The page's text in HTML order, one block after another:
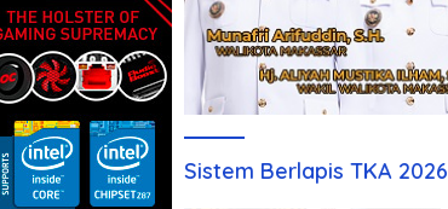
Sistem Berlapis TKA 2026